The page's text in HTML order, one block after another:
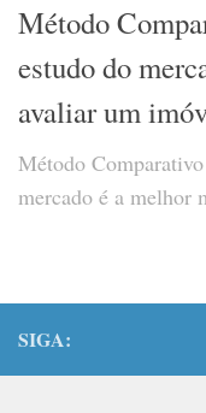
Método
estudo do
avaliar um
Método
mercado é a melhor
SIGA: